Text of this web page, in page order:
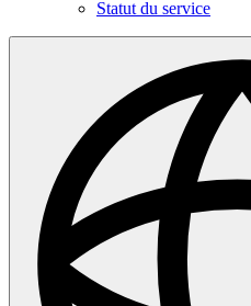
Statut du service